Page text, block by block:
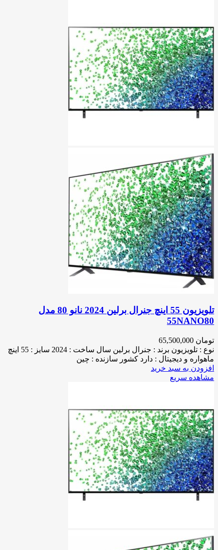
تلویزیون 55 اینچ جنرال برلین 2024 نانو 80 مدل
55NANO80
تومان
نوع : تلویزیون برند : جنرال برلین سال ساخت : 2024 سایز : 55 اینچ
ماهواره و دیجیتال : دارد کشور سازنده : چین
افزودن به سبد خرید
مشاهده سریع